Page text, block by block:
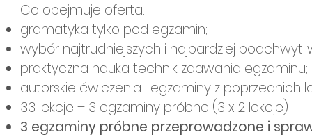
Co obejmuje oferta:
gramatyka tylko pod egzamin;
wybór najtrudniejszych i najbardziej
praktyczna nauka technik zdawania egzaminu;
autorskie ćwiczenia i egzaminy z poprzednich
33 lekcje + 3 egzaminy próbne (3 x 2 lekcje)
3 egzaminy próbne przeprowadzone i